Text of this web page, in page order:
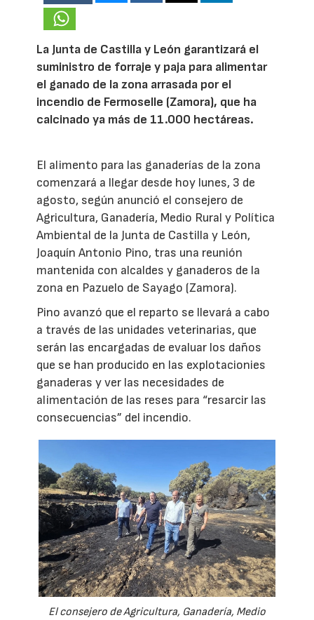
La Junta de Castilla y León garantizará el
suministro de forraje y paja para alimentar
el ganado de la zona arrasada por el
incendio de Fermoselle (Zamora), que ha
calcinado ya más de 11.000 hectáreas.
El alimento para las ganaderías de la zona
comenzará a llegar desde hoy lunes, 3 de
agosto, según anunció el consejero de
Agricultura, Ganadería, Medio Rural y Política
Ambiental de la Junta de Castilla y León,
Joaquín Antonio Pino, tras una reunión
mantenida con alcaldes y ganaderos de la
zona en Pazuelo de Sayago (Zamora).
Pino avanzó que el reparto se llevará a cabo
a través de las unidades veterinarias, que
serán las encargadas de evaluar los daños
que se han producido en las explotacionies
ganaderas y ver las necesidades de
alimentación de las reses para “resarcir las
consecuencias” del incendio.
El consejero de Agricultura, Ganadería, Medio